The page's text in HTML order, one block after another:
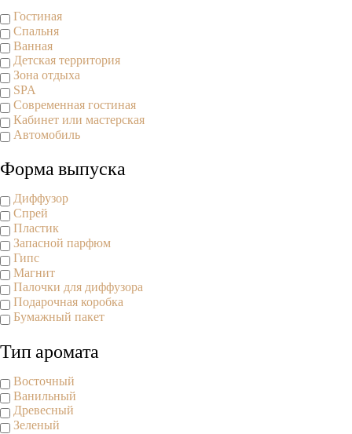
Гостиная
Спальня
Ванная
Детская территория
Зона отдыха
SPA
Современная гостиная
Кабинет или мастерская
Автомобиль
Форма выпуска
Диффузор
Спрей
Пластик
Запасной парфюм
Гипс
Магнит
Палочки для диффузора
Подарочная коробка
Бумажный пакет
Тип аромата
Восточный
Ванильный
Древесный
Зеленый